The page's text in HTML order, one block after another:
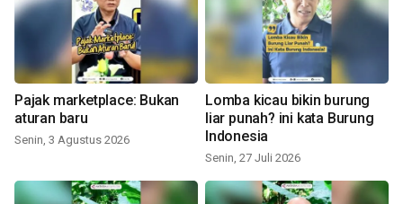
Pajak marketplace: Bukan
aturan baru
Senin, 3 Agustus 2026
Lomba kicau bikin burung
liar punah? ini kata Burung
Indonesia
Senin, 27 Juli 2026